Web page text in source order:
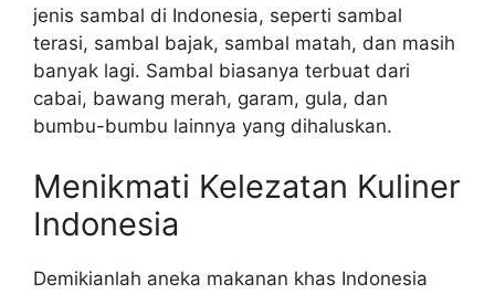
jenis sambal di Indonesia, seperti sambal
terasi, sambal bajak, sambal matah, dan masih
banyak lagi. Sambal biasanya terbuat dari
cabai, bawang merah, garam, gula, dan
bumbu-bumbu lainnya yang dihaluskan.
Menikmati Kelezatan Kuliner
Indonesia
Demikianlah aneka makanan khas Indonesia